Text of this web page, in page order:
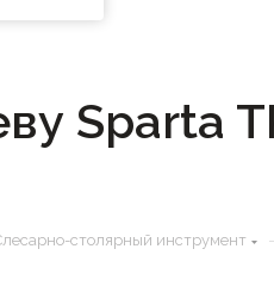
Sparta
столярный инструмент